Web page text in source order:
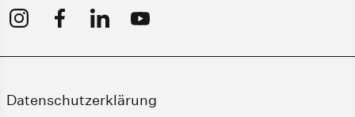
Datenschutzerklärung